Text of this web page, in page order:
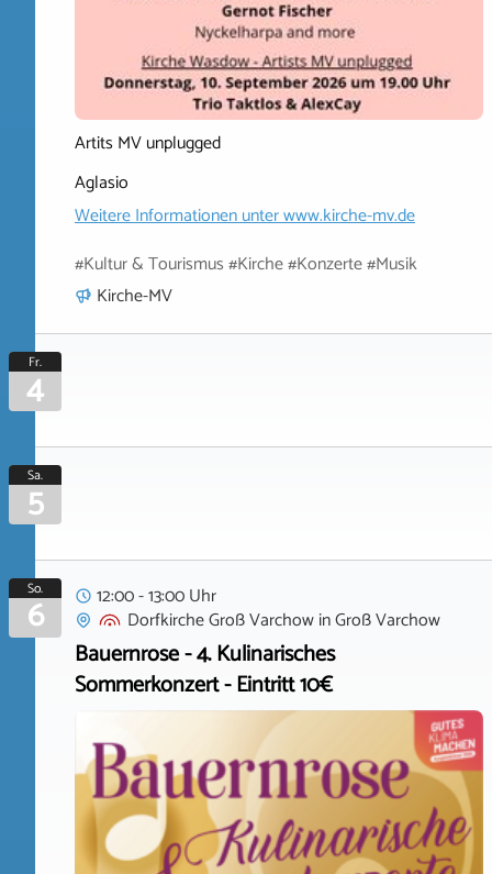
Artits MV unplugged
Aglasio
Weitere Informationen unterwww.kirche-mv.de
#Kultur & Tourismus #Kirche #Konzerte #Musik
Kirche-MV
Fr.
4
Sa.
5
So.
6
12:00 - 13:00 Uhr
Dorfkirche Groß VarchowinGroß Varchow
Bauernrose - 4. Kulinarisches
Sommerkonzert - Eintritt 10€